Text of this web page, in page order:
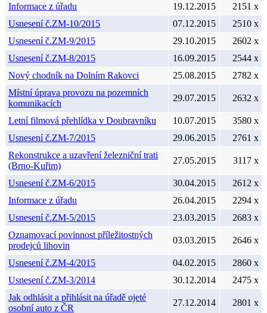
Informace z úřadu
19.12.2015
2151 x
Usnesení č.ZM-10/2015
07.12.2015
2510 x
Usnesení č.ZM-9/2015
29.10.2015
2602 x
Usnesení č.ZM-8/2015
16.09.2015
2544 x
Nový chodník na Dolním Rakovci
25.08.2015
2782 x
Místní úprava provozu na pozemních
komunikacích
29.07.2015 2632 x
Letní filmová přehlídka v Doubravníku 10.07.2015
3580 x
Usnesení č.ZM-7/2015
29.06.2015
2761 x
Rekonstrukce a uzavření železniční trati
(Brno-Kuřim)
27.05.2015 3117 x
Usnesení č.ZM-6/2015 30.04.2015
2612 x
Informace z úřadu
26.04.2015
2294 x
Usnesení č.ZM-5/2015
23.03.2015
2683 x
Oznamovací povinnost příležitostných
prodejců lihovin
03.03.2015 2646 x
Usnesení č.ZM-4/2015 04.02.2015
2860 x
Usnesení č.ZM-3/2014
30.12.2014
2475 x
Jak odhlásit a přihlásit na úřadě ojeté
osobní auto z ČR
27.12.2014 2801 x